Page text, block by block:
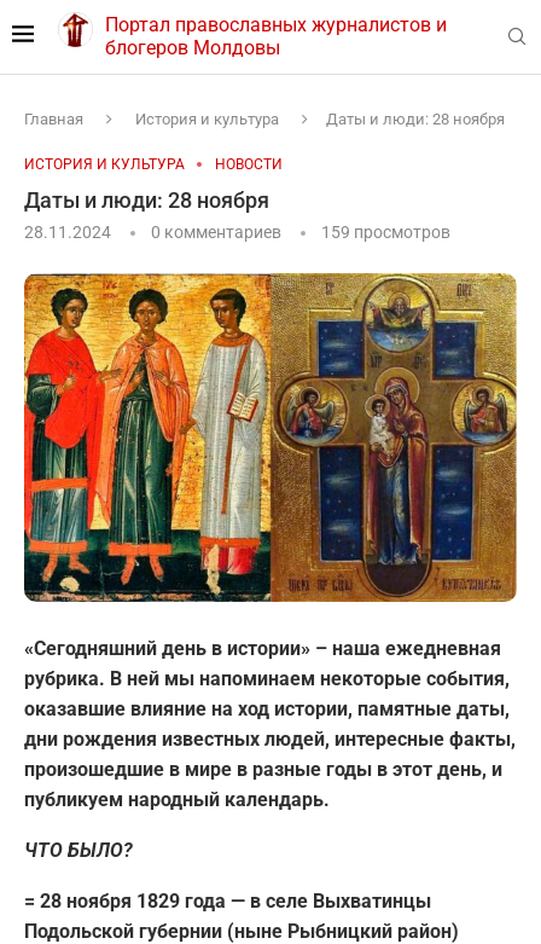
Портал православных журналистов и
блогеров Молдовы
Главная История и культура Даты и люди: 28 ноября
ИСТОРИЯ И КУЛЬТУРА НОВОСТИ
Даты и люди: 28 ноября
28.11.2024 0 комментариев 159 просмотров
«Сегодняшний день в истории» – наша ежедневная
рубрика. В ней мы напоминаем некоторые события,
оказавшие влияние на ход истории, памятные даты,
дни рождения известных людей, интересные факты,
произошедшие в мире в разные годы в этот день, и
публикуем народный календарь.
ЧТО БЫЛО?
= 28 ноября 1829 года — в селе Выхватинцы
Подольской губернии (ныне Рыбницкий район)